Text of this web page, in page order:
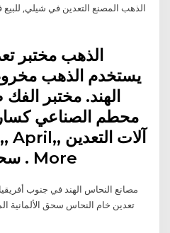
الذهب المصنع التعدين في شيلي,
الذهب مختبر
يستخدم الذهب
الهند. مختبر
محطم الصناعي
سحق والمعدات تعدين . More
مصانع النحاس الهند في جنوب
تعدين خام النحاس سحق الألمانية